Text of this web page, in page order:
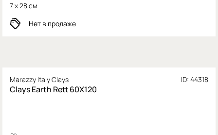
7 x 28 см
Нет в продаже
Marazzy Italy Clays ID: 44318
Clays Earth Rett 60X120